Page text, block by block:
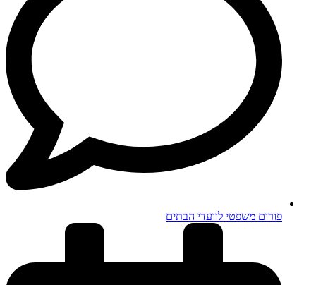
פורום משפטי לוועדי הבתים